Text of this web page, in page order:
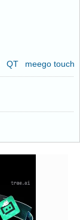
QT meego touch